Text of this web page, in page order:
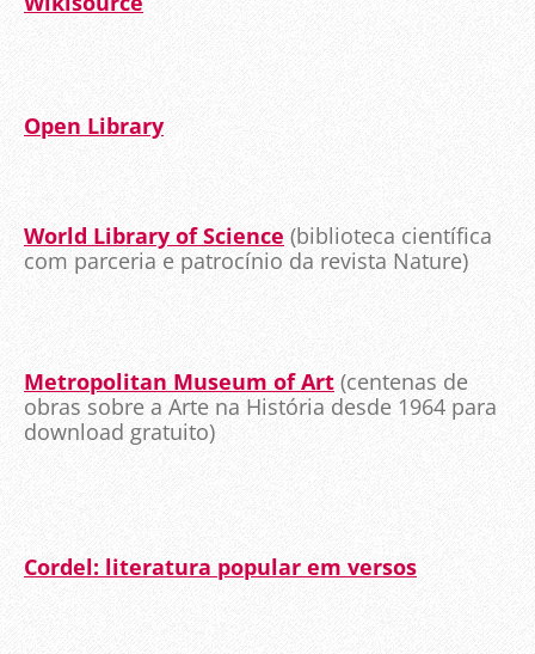
Open Library
World Library of Science (biblioteca científica
com parceria e patrocínio da revista Nature)
Metropolitan Museum of Art (centenas de
obras sobre a Arte na História desde 1964 para
download gratuito)
Cordel: literatura popular em versos